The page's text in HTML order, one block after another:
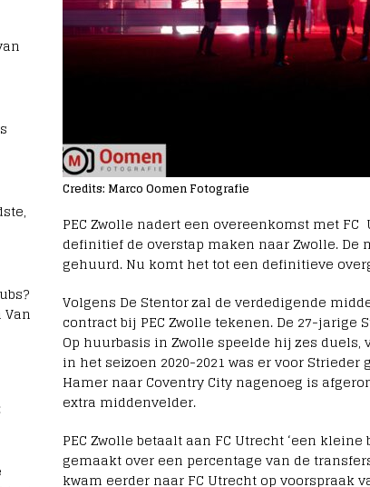
Credits: Marco Oomen Fotografie
PEC Zwolle nadert een overeenkomst met
definitief de overstap maken naar Zwolle.
gehuurd. Nu komt het tot een definitieve
Volgens De Stentor zal de verdedigende
contract bij PEC Zwolle tekenen. De 27-jarige
Op huurbasis in Zwolle speelde hij zes
in het seizoen 2020-2021 was er voor
Hamer naar Coventry City nagenoeg is
extra middenvelder.
PEC Zwolle betaalt aan FC Utrecht ‘een
gemaakt over een percentage van de
kwam eerder naar FC Utrecht op voorspraak